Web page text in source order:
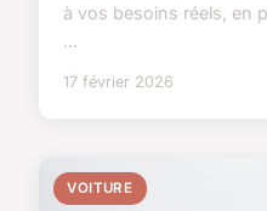
à vos besoins réels, en
...
17 février 2026
VOITURE